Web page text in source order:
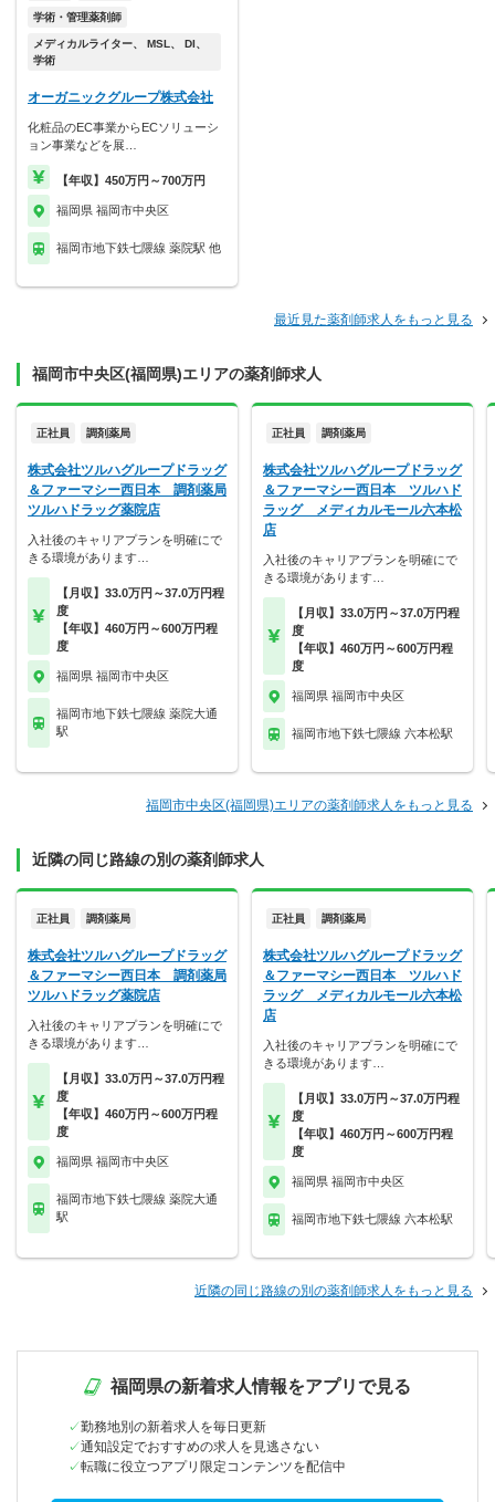
学術・管理薬剤師
メディカルライター、 MSL、 DI、
学術
オーガニックグループ株式会社
化粧品のEC事業からECソリューシ
ョン事業などを展…
【年収】450万円～700万円
福岡県 福岡市中央区
福岡市地下鉄七隈線 薬院駅 他
最近見た薬剤師求人をもっと見る
福岡市中央区(福岡県)エリアの薬剤師求人
正社員 調剤薬局
株式会社ツルハグループドラッグ
＆ファーマシー西日本 調剤薬局
ツルハドラッグ薬院店
入社後のキャリアプランを明確にで
きる環境があります…
【月収】33.0万円～37.0万円程
度
【年収】460万円～600万円程
度
福岡県 福岡市中央区
福岡市地下鉄七隈線 薬院大通
駅
正社員 調剤薬局
株式会社ツルハグループドラッグ
＆ファーマシー西日本 ツルハド
ラッグ メディカルモール六本松
店
入社後のキャリアプランを明確にで
きる環境があります…
【月収】33.0万円～37.0万円程
度
【年収】460万円～600万円程
度
福岡県 福岡市中央区
福岡市地下鉄七隈線 六本松駅
福岡市中央区(福岡県)エリアの薬剤師求人をもっと見る
近隣の同じ路線の別の薬剤師求人
正社員 調剤薬局
株式会社ツルハグループドラッグ
＆ファーマシー西日本 調剤薬局
ツルハドラッグ薬院店
入社後のキャリアプランを明確にで
きる環境があります…
【月収】33.0万円～37.0万円程
度
【年収】460万円～600万円程
度
福岡県 福岡市中央区
福岡市地下鉄七隈線 薬院大通
駅
正社員 調剤薬局
株式会社ツルハグループドラッグ
＆ファーマシー西日本 ツルハド
ラッグ メディカルモール六本松
店
入社後のキャリアプランを明確にで
きる環境があります…
【月収】33.0万円～37.0万円程
度
【年収】460万円～600万円程
度
福岡県 福岡市中央区
福岡市地下鉄七隈線 六本松駅
近隣の同じ路線の別の薬剤師求人をもっと見る
福岡県の新着求人情報をアプリで見る
勤務地別の新着求人を毎日更新
通知設定でおすすめの求人を見逃さない
転職に役立つアプリ限定コンテンツを配信中